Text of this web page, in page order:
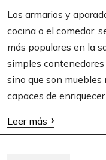
g
a
t
i
o
Los armarios y
cocina o el comedor,
más populares en la
simples
sino que son
capaces de
Leer más